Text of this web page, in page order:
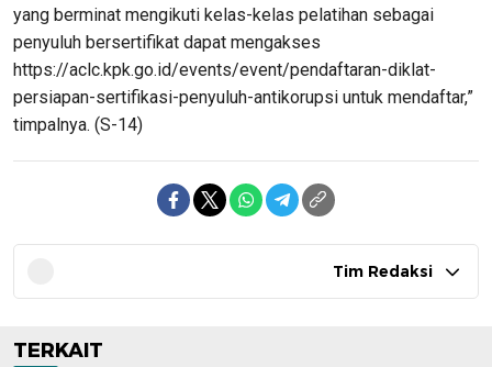
yang berminat mengikuti kelas-kelas pelatihan sebagai
penyuluh bersertifikat dapat mengakses
https://aclc.kpk.go.id/events/event/pendaftaran-diklat-
persiapan-sertifikasi-penyuluh-antikorupsi untuk mendaftar,”
timpalnya. (S-14)
Tim Redaksi
TERKAIT